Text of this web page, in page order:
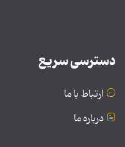
دسترسی سریع
ارتباط با ما
درباره ما